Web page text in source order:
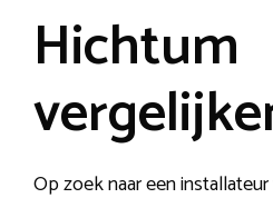
Hichtum
Op zoek naar een